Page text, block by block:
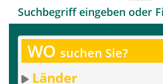
Suchbegriff eingeben oder
WO suchen Sie?
Länder